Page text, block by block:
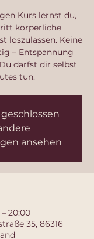
Kurs lernst du,
körperliche
loszulassen. Keine
– Entspannung
darfst dir selbst
tun.
ansehen
20:00
35, 86316